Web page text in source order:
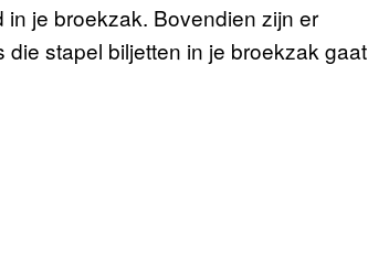
in je broekzak. Bovendien zijn er
stapel biljetten in je broekzak gaat